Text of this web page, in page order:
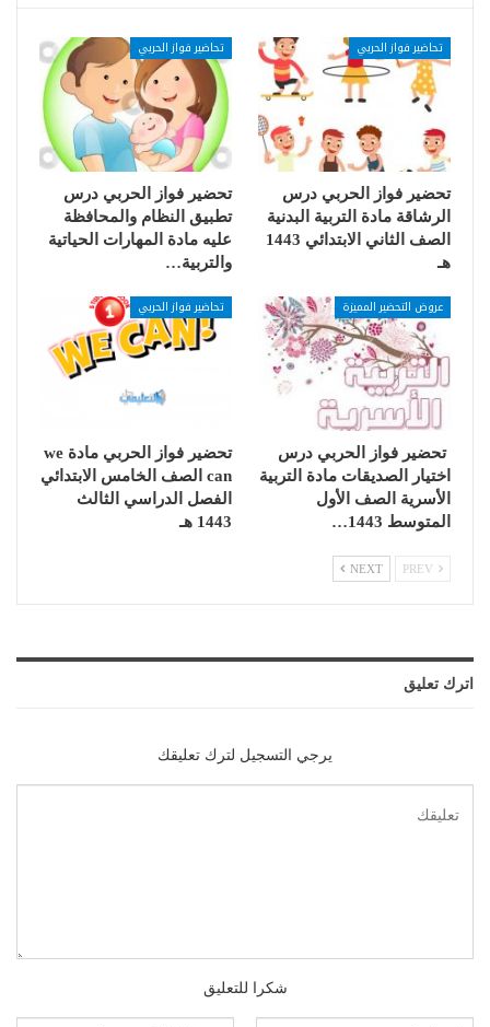
تحاضير فواز الحربي
تحضير فواز الحربي درس
الرشاقة مادة التربية البدنية
الصف الثاني الابتدائي 1443
هـ
تحاضير فواز الحربي
تحضير فواز الحربي درس
تطبيق النظام والمحافظة
عليه مادة المهارات الحياتية
والتربية…
عروض التحضير المميزة
تحضير فواز الحربي درس
اختيار الصديقات مادة التربية
الأسرية الصف الأول
المتوسط 1443…
تحاضير فواز الحربي
تحضير فواز الحربي مادة we
can الصف الخامس الابتدائي
الفصل الدراسي الثالث
1443 هـ
NEXT
اترك تعليق
يرجي التسجيل لترك تعليقك
شكرا للتعليق